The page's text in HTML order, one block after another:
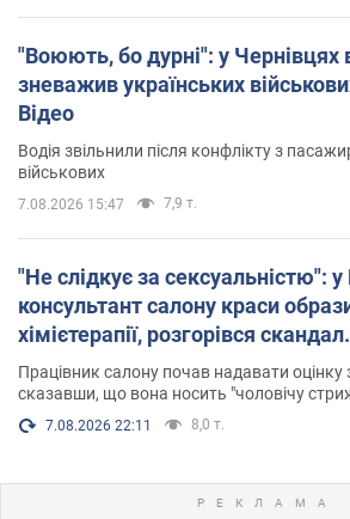
"Воюють, бо дурні": у Чернівцях
зневажив українських
Відео
Водія звільнили після конфлікту з
військових
7.08.2026 15:47 7,9 т.
"Не слідкує за сексуальністю": у
консультант салону краси
хімієтерапії, розгорівся
Працівник салону почав надавати оцінку
сказавши, що вона носить "чоловічу
7.08.2026 22:11 8,0 т.